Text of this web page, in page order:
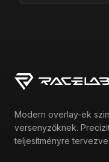
Modern overlay-ek
versenyzőknek.
teljesítményre tervezve.